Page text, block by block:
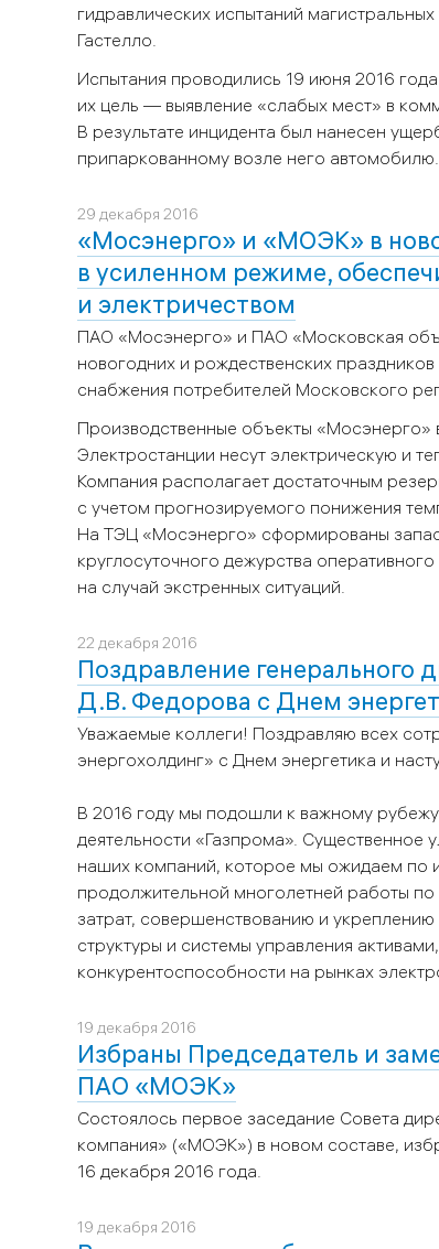
гидравлических испытаний
Гастелло.
Испытания проводились 19 июня 2016
их цель — выявление «слабых мест» в
В результате инцидента был нанесен
припаркованному возле него автомобилю.
29 декабря 2016
«Мосэнерго» и «МОЭК» в
в усиленном режиме,
и электричеством
ПАО «Мосэнерго» и ПАО «Московская
новогодних и рождественских
снабжения потребителей Московского
Производственные объекты «Мосэнерго»
Электростанции несут электрическую и
Компания располагает достаточным
с учетом прогнозируемого понижения
На ТЭЦ «Мосэнерго» сформированы
круглосуточного дежурства
на случай экстренных ситуаций.
22 декабря 2016
Поздравление генерального
Д.В. Федорова с Днем
Уважаемые коллеги! Поздравляю всех
энергохолдинг» с Днем энергетика и
В 2016 году мы подошли к важному
деятельности «Газпрома».
наших компаний, которое мы ожидаем по
продолжительной многолетней работы
затрат, совершенствованию и
структуры и системы управления
конкурентоспособности на рынках
19 декабря 2016
Избраны Председатель и
ПАО «МОЭК»
Состоялось первое заседание Совета
компания» («МОЭК») в новом составе,
16 декабря 2016 года.
19 декабря 2016